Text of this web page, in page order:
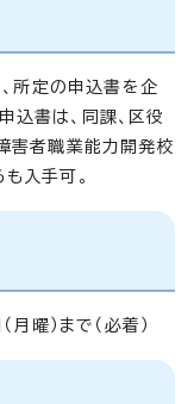
所定の申込書を企
込書は、同課、区役
害者職業能力開発校
入手可。
曜）まで（必着）